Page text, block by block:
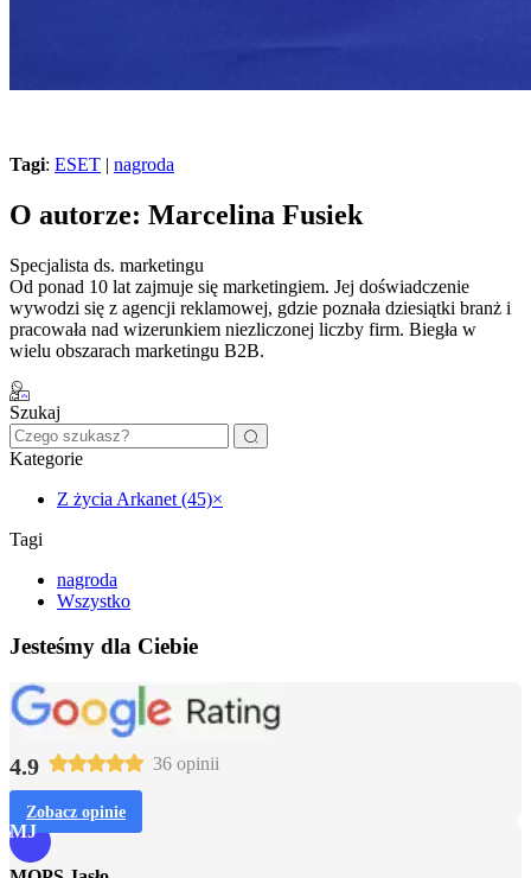
Tagi: ESET | nagroda
O autorze: Marcelina Fusiek
Specjalista ds. marketingu
Od ponad 10 lat zajmuje się marketingiem. Jej doświadczenie
wywodzi się z agencji reklamowej, gdzie poznała dziesiątki branż i
pracowała nad wizerunkiem niezliczonej liczby firm. Biegła w
wielu obszarach marketingu B2B.
Szukaj
Kategorie
Z życia Arkanet (45)×
Tagi
nagroda
Wszystko
Jesteśmy dla Ciebie
4.9 36 opinii
Zobacz opinie
MJ